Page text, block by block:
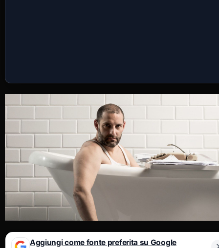
Aggiungi come fonte preferita su Google